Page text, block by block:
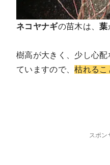
ネコヤナギの苗木は、葉
樹高が大きく、少し心配
ていますので、枯れるこ
スポン